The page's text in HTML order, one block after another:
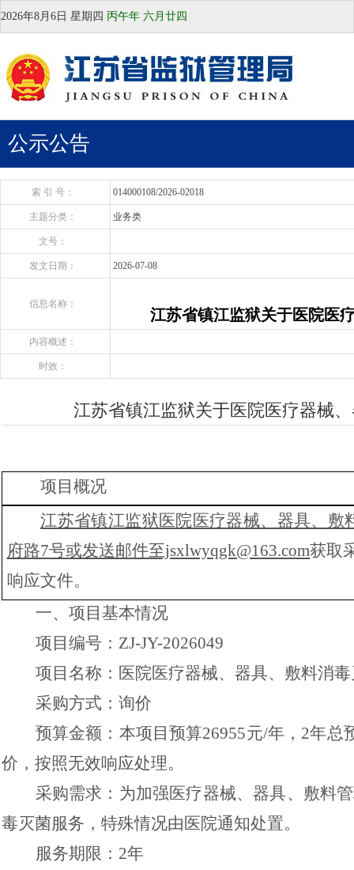
2026年8月6日 星期四 丙午年 六月廿四
公示公告
索 引 号： 014000108/2026-02018
主题分类： 业务类
文号：
发文日期： 2026-07-08
信息名称：
江苏省镇江监狱关于医院医
内容概述：
时效：
江苏省镇江监狱关于医院医疗器械
项目概况
江苏省镇江监狱医院医疗器械、器具、敷
府路7号或发送邮件至jsxlwyqgk@163.com获取
响应文件。
一、项目基本情况
项目编号： ZJ-JY-2026049
项目名称： 医院医疗器械、器具、敷料消
采购方式： 询价
预算金额： 本项目预算26955元/年，2年总
价，按照无效响应处理。
采购需求：为加强医疗器械、器具、敷料
毒灭菌服务，特殊情况由医院通知处置。
服务期限： 2年